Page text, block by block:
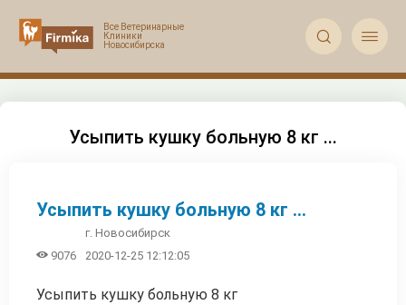
 
Усыпить кушку больную 8 кг ...
Усыпить кушку больную 8 кг ...
г. Новосибирск
 9076 2020-12-25 12:12:05
Усыпить кушку больную 8 кг